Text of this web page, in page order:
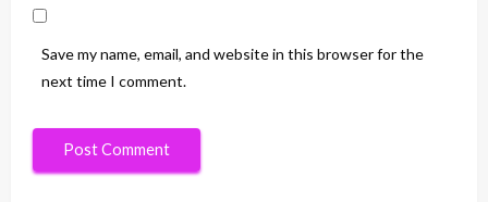
Save my name, email, and website in this browser for the
next time I comment.